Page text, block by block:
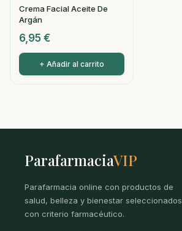
Crema Facial Aceite De
Argán
6,95 €
+ Añadir al carrito
ParafarmaciaVIP
Parafarmacia online con productos de
salud, belleza y bienestar seleccionados
con criterio farmacéutico.